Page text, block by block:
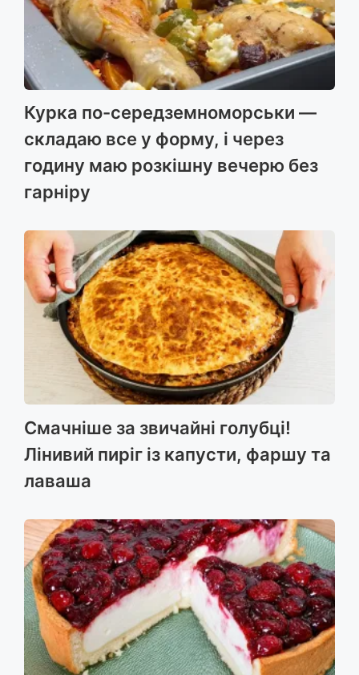
Курка по-середземноморськи —
складаю все у форму, і через
годину маю розкішну вечерю без
гарніру
Смачніше за звичайні голубці!
Лінивий пиріг із капусти, фаршу та
лаваша